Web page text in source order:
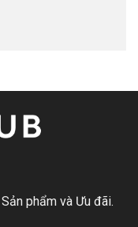
phẩm và Ưu đãi.